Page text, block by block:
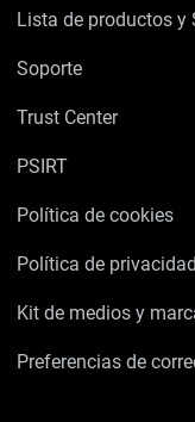
Lista de productos y
Soporte
Trust Center
PSIRT
Política de cookies
Política de privacidad
Kit de medios y
Preferencias de